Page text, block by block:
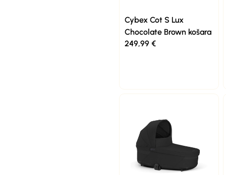
Cybex Cot S Lux
Chocolate Brown košara
249,99 €